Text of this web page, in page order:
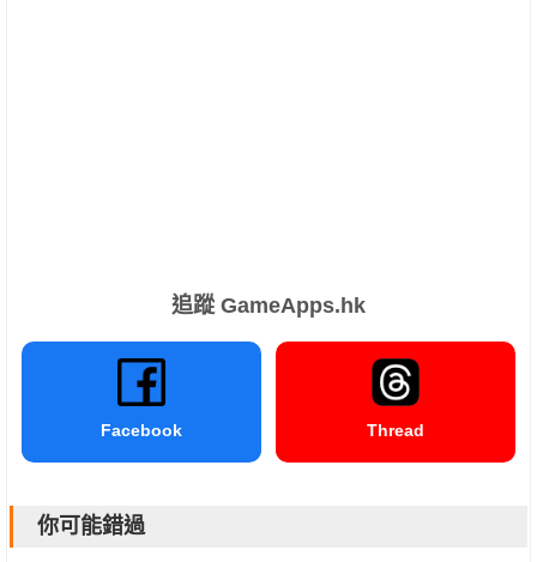
追蹤 GameApps.hk
Facebook Thread
你可能錯過